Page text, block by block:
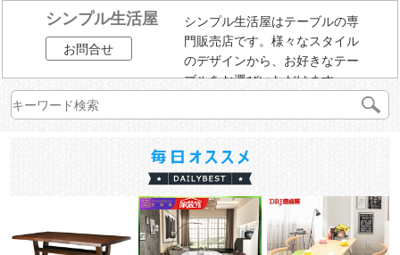
シンプル生活屋
お問合せ
シンプル生活屋はテーブルの専
門販売店です。様々なスタイル
のデザインから、お好きなテー
ブルをお選びいただけます。